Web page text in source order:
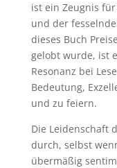
ist ein Zeugnis
und der
dieses Buch
gelobt wurde, ist
Resonanz bei
Bedeutung,
und zu feiern.
Die Leidenschaft
durch, selbst
übermäßig